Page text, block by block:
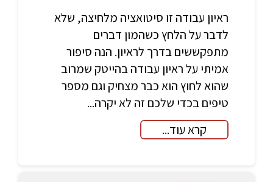
ראיון עבודה זו סיטואציה מלחיצה, שלא
לדבר על הלחץ כשהמון דברים
מתפקששים בדרך לראיון. הנה סיפור
אמיתי על ראיון עבודה בהייטק שמרוב
שהוא לחוץ הוא כבר מצחיק וגם מספר
טיפים בכדי שלכם זה לא יקרה...
קרא עוד...